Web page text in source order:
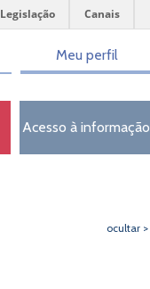
Legislação Canais
Meu perfil
Acesso à informação
ocultar >